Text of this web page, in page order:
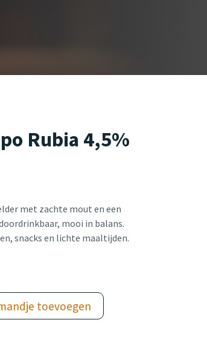
Rubia 4,5%
met zachte mout en een
mooi in balans.
snacks en lichte maaltijden.
toevoegen